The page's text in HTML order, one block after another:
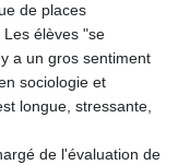
de places
élèves "se
a un gros sentiment
sociologie et
longue, stressante,
de l'évaluation de